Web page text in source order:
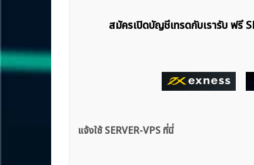
สมัครเปิดบัญชีเทรดกับเรารับ ฟรี
แจ้งใช้ SERVER-VPS ที่นี่